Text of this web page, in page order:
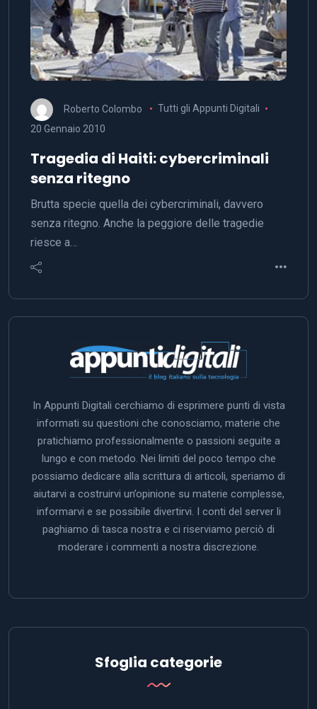
Roberto Colombo
Tutti gli Appunti Digitali
20 Gennaio 2010
Tragedia di Haiti: cybercriminali
senza ritegno
Brutta specie quella dei cybercriminali, davvero
senza ritegno. Anche la peggiore delle tragedie
riesce a…
In Appunti Digitali cerchiamo di esprimere punti di vista
informati su questioni che conosciamo, materie che
pratichiamo professionalmente o passioni seguite a
lungo e con metodo. Nei limiti del poco tempo che
possiamo dedicare alla scrittura di articoli, speriamo di
aiutarvi a costruirvi un’opinione su materie complesse,
informarvi e se possibile divertirvi. I conti del server li
paghiamo di tasca nostra e ci riserviamo perciò di
moderare i commenti a nostra discrezione.
Sfoglia categorie